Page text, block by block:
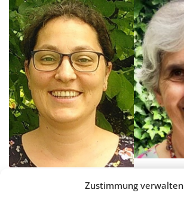
Zustimmung verwalten
Anke-Christin Steger